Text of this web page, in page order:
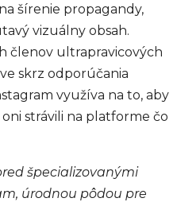
šírenie propagandy,
vizuálny obsah.
členov ultrapravicových
skrz odporúčania
využíva na to, aby
strávili na platforme čo
špecializovanými
úrodnou pôdou pre